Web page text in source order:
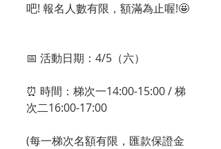
吧! 報名人數有限，額滿為止喔!🤩
📅 活動日期：4/5（六）
⏰ 時間：梯次一14:00-15:00 / 梯
次二16:00-17:00
(每一梯次名額有限，匯款保證金